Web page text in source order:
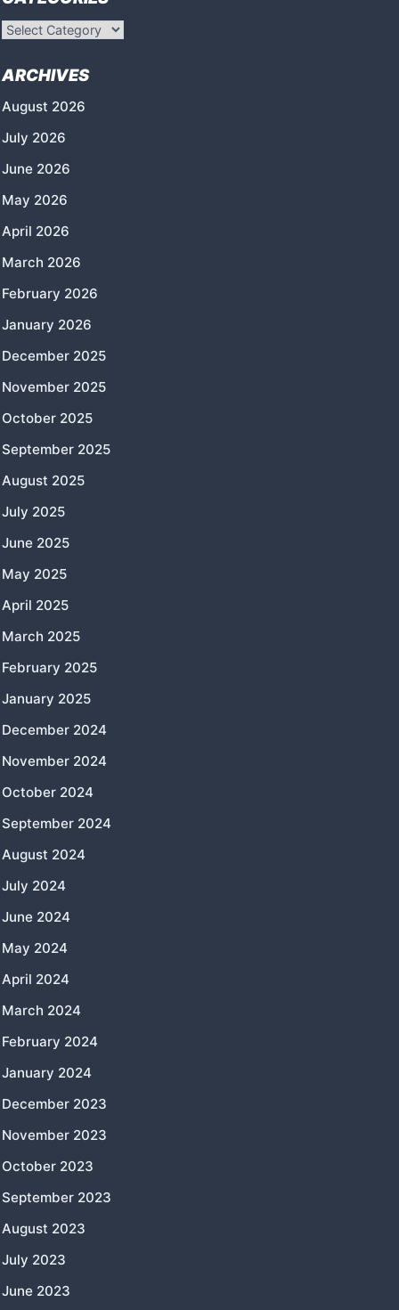
Categories
ARCHIVES
August 2026
July 2026
June 2026
May 2026
April 2026
March 2026
February 2026
January 2026
December 2025
November 2025
October 2025
September 2025
August 2025
July 2025
June 2025
May 2025
April 2025
March 2025
February 2025
January 2025
December 2024
November 2024
October 2024
September 2024
August 2024
July 2024
June 2024
May 2024
April 2024
March 2024
February 2024
January 2024
December 2023
November 2023
October 2023
September 2023
August 2023
July 2023
June 2023